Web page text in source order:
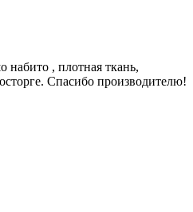
набито , плотная ткань,
Спасибо производителю!